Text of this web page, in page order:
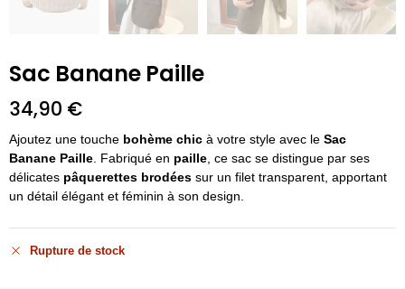
Sac Banane Paille
34,90 €
Ajoutez une touche bohème chic à votre style avec le Sac
Banane Paille . Fabriqué en paille , ce sac se distingue par ses
délicates pâquerettes brodées sur un filet transparent, apportant
un détail élégant et féminin à son design.
Rupture de stock